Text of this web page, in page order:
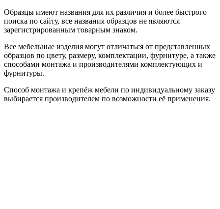
Образцы имеют названия для их различия и более быстрого
поиска по сайту, все названия образцов не являются
зарегистрированным товарным знаком.
Все мебельные изделия могут отличаться от представленных
образцов по цвету, размеру, комплектации, фурнитуре, а также
способами монтажа и производителями комплектующих и
фурнитуры.
Способ монтажа и крепёж мебели по индивидуальному заказу
выбирается производителем по возможности её применения.